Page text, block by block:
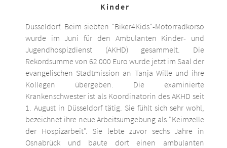
Kinder
Düsseldorf. Beim siebten "Biker4Kids"-Motorradkorso
wurde im Juni für den Ambulanten Kinder- und
Jugendhospizdienst (AKHD) gesammelt. Die
Rekordsumme von 62 000 Euro wurde jetzt im Saal der
evangelischen Stadtmission an Tanja Wille und ihre
Kollegen übergeben. Die examinierte
Krankenschwester ist als Koordinatorin des AKHD seit
1. August in Düsseldorf tätig. Sie fühlt sich sehr wohl,
bezeichnet ihre neue Arbeitsumgebung als "Keimzelle
der Hospizarbeit". Sie lebte zuvor sechs Jahre in
Osnabrück und baute dort einen ambulanten